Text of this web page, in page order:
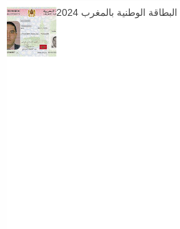
الوطنية بالمغرب 2024